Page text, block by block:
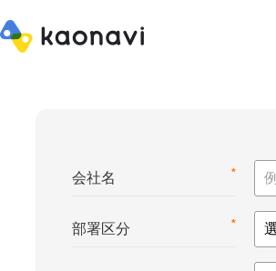
*
会社名
*
部署区分